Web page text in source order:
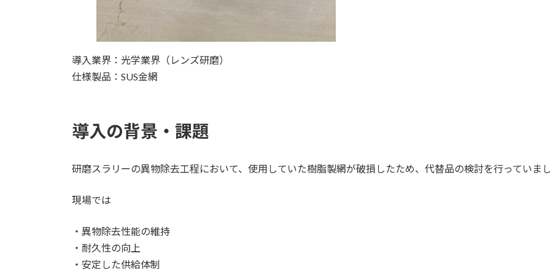
導入業界：光学業界（レンズ研磨）
仕様製品：SUS金網
導入の背景・課題
研磨スラリーの異物除去工程において、使用していた樹脂製網が破損したため、代替品の検討を行っていま
現場では
・異物除去性能の維持
・耐久性の向上
・安定した供給体制